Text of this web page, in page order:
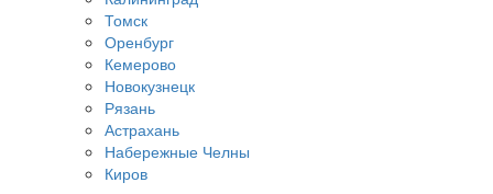
Томск
Оренбург
Кемерово
Новокузнецк
Рязань
Астрахань
Набережные Челны
Киров